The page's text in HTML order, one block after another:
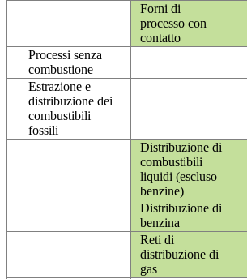
Forni di
processo con
contatto
Processi senza
combustione
Estrazione e
distribuzione dei
combustibili
fossili
Distribuzione di
combustibili
liquidi (escluso
benzine)
Distribuzione di
benzina
Reti di
distribuzione di
gas